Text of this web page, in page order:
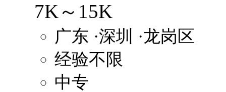
7K～15K
广东 ·深圳 ·龙岗区
经验不限
中专